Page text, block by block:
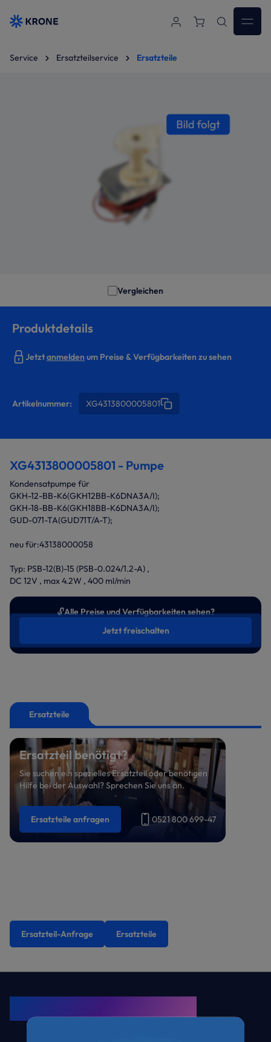
Zum Hauptinhalt springen
Service Ersatzteilservice Ersatzteile
Vergleichen
Produktdetails
Jetztanmeldenum Preise & Verfügbarkeiten zu sehen
Artikelnummer: XG4313800005801
XG4313800005801 - Pumpe
Kondensatpumpe für
GKH-12-BB-K6(GKH12BB-K6DNA3A/I);
GKH-18-BB-K6(GKH18BB-K6DNA3A/I);
GUD-071-TA(GUD71T/A-T);
neu für:43138000058
Typ: PSB-12(B)-15 (PSB-0.024/1.2-A) ,
DC 12V , max 4.2W , 400 ml/min
🔓Alle Preise und Verfügbarkeiten sehen?
Jetzt freischalten
Ersatzteile
Ersatzteil benötigt?
Sie suchen ein spezielles Ersatzteil oder benötigen
Hilfe bei der Auswahl? Sprechen Sie uns an.
Ersatzteile anfragen 0521 800 699-47
Ersatzteil-Anfrage Ersatzteile